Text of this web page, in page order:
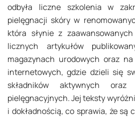
odbyła liczne szkolenia w
pielęgnacji skóry w
która słynie z
licznych artykułów
magazynach urodowych oraz
internetowych, gdzie dzieli się
składników aktywnych
pielęgnacyjnych. Jej teksty
i dokładnością, co sprawia, że są